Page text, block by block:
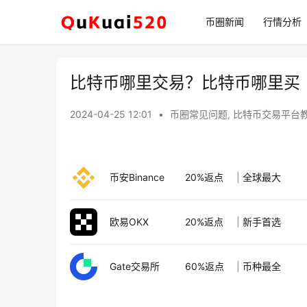
币圈新闻 行情分析
比特币哪里交易？比特币哪里买
2024-04-25 12:01 • 币圈常见问题, 比特币交易平台
币安Binance 20%返点 全球最大
欧易OKX 20%返点 新手首选
Gate交易所 60%返点 币种最全